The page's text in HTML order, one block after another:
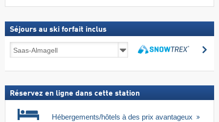
Séjours au ski forfait inclus
au
forfait
Réservez en ligne dans cette station
Hébergements/hôtels à des prix avantageux